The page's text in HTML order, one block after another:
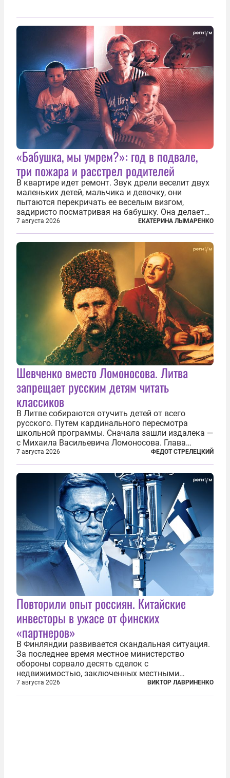
«Бабушка, мы умрем?»: год в подвале,
три пожара и расстрел родителей
В квартире идет ремонт. Звук дрели веселит двух
маленьких детей, мальчика и девочку, они
пытаются перекричать ее веселым визгом,
задиристо посматривая на бабушку. Она делает
им замечание, но внуки чувствуют, что она
сердится невсерьез. И это правда: дрель, конечно,
сверлит противно, но всё...
7 августа 2026 ЕКАТЕРИНА ЛЫМАРЕНКО
Шевченко вместо Ломоносова. Литва
запрещает русским детям читать
классиков
В Литве собираются отучить детей от всего
русского. Путем кардинального пересмотра
школьной программы. Сначала зашли издалека —
с Михаила Васильевича Ломоносова. Глава
правительства Литвы Миндаугас Синкявичюс
предложил исключить его тексты из программ
общего образования. Мотивировал он это тем,
7 августа 2026 ФЕДОТ СТРЕЛЕЦКИЙ
Повторили опыт россиян. Китайские
инвесторы в ужасе от финских
«партнеров»
В Финляндии развивается скандальная ситуация.
За последнее время местное министерство
обороны сорвало десять сделок с
недвижимостью, заключенных местными
фирмами с китайским капиталом. Чиновники
заявили, что они могли заключаться с целью
7 августа 2026 ВИКТОР ЛАВРИНЕНКО